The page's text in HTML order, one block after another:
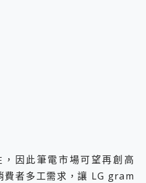
因此筆電市場可望再創高
費者多工需求，讓 LG gram